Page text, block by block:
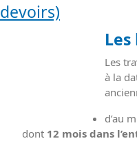
devoirs)
Les
à la
d’au
dont 12 mois dans